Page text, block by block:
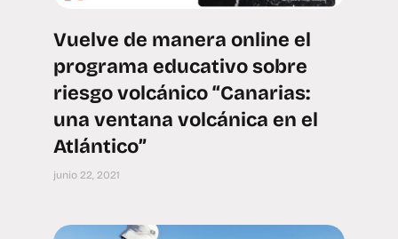
Vuelve de manera online el
programa educativo sobre
riesgo volcánico “Canarias:
una ventana volcánica en el
Atlántico”
junio 22, 2021